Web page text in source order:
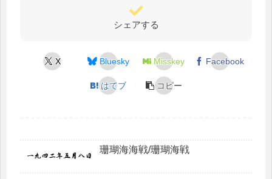
シェアする
X Bluesky Misskey Facebook
はてブ コピー
珊瑚海海戦/珊瑚海戦